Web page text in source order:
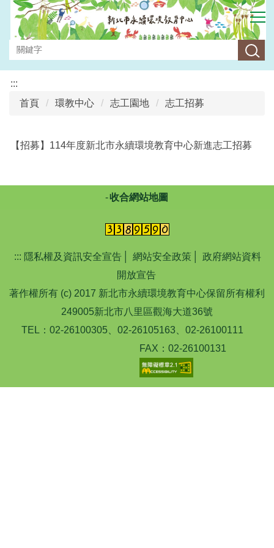
主
內
容
:::
首頁
環教中心 志工園地 志工招募
【招募】114年度新北市永續環境教育中心新進志工招募
收合網站地圖
::: 隱私權及資訊安全宣告 網站安全政策
政府網站資料
開放宣告
著作權所有 (c) 2017 新北市永續環境教育中心保留所有權利
249005新北市八里區觀海大道36號
TEL：02-26100305、02-26105163、02-26100111
FAX：02-26100131